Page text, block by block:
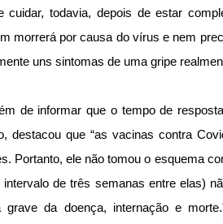
todavia, depois de estar
morrerá por causa do vírus e nem
uns sintomas de uma gripe
de informar que o tempo de
destacou que “as vacinas contra
Portanto, ele não tomou o esquema
de três semanas entre elas)
grave da doença, internação e